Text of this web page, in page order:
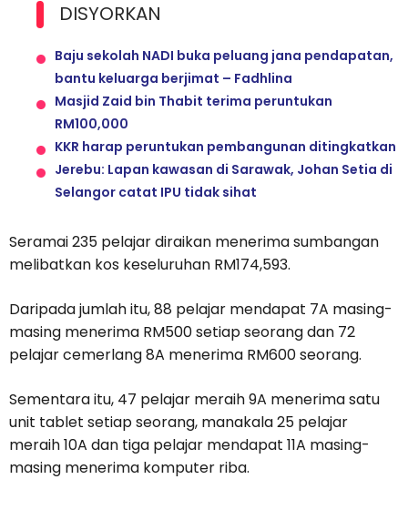
DISYORKAN
Baju sekolah NADI buka peluang jana pendapatan,
bantu keluarga berjimat – Fadhlina
Masjid Zaid bin Thabit terima peruntukan
RM100,000
KKR harap peruntukan pembangunan ditingkatkan
Jerebu: Lapan kawasan di Sarawak, Johan Setia di
Selangor catat IPU tidak sihat
Seramai 235 pelajar diraikan menerima sumbangan
melibatkan kos keseluruhan RM174,593.
Daripada jumlah itu, 88 pelajar mendapat 7A masing-
masing menerima RM500 setiap seorang dan 72
pelajar cemerlang 8A menerima RM600 seorang.
Sementara itu, 47 pelajar meraih 9A menerima satu
unit tablet setiap seorang, manakala 25 pelajar
meraih 10A dan tiga pelajar mendapat 11A masing-
masing menerima komputer riba.